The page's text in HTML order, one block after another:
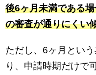
後6ヶ月未満である
の審査が通りにくい
ただし、6ヶ月とい
り、申請時期だけで